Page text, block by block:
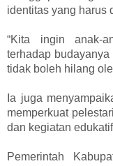
identitas yang harus
“Kita ingin anak-
terhadap
tidak boleh hilang
Ia juga
memperkuat
dan kegiatan
Pemerintah